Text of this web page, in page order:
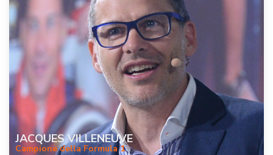
JACQUES VILLENEUVE
Campione della Formula 1